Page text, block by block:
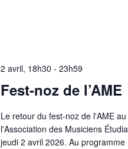
2 avril, 18h30 - 23h59
Fest-noz de l’AME
Le retour du fest-noz de l'AME
l'Association des Musiciens
jeudi 2 avril 2026. Au programme